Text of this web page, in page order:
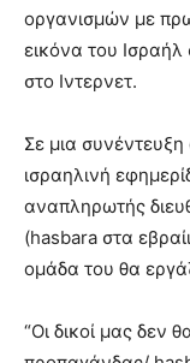
οργανισμών με
εικόνα του
στο Ιντερνετ.
Σε μια
ισραηλινή
αναπληρωτής
(hasbara στα
ομάδα του θα
“Οι δικοί μας δεν